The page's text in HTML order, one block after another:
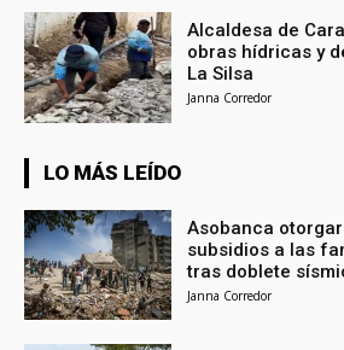
Alcaldesa de
obras hídricas y
La Silsa
Janna Corredor
LO MÁS LEÍDO
Asobanca
subsidios a las
tras doblete
Janna Corredor